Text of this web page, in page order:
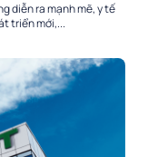
diễn ra mạnh mẽ, y tế
triển mới,...